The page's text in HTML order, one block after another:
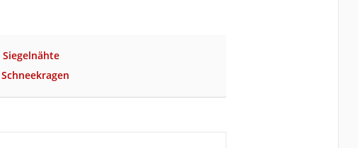
Siegelnähte